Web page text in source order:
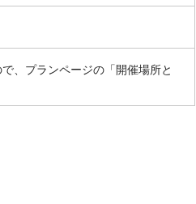
、プランページの「開催場所と